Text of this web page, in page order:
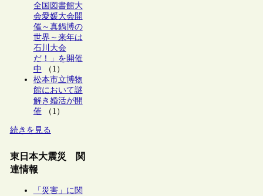
全国図書館大
会愛媛大会開
催～真鍋博の
世界～来年は
石川大会
だ！」を開催
中 （1）
松本市立博物
館において謎
解き婚活が開
催（1）
続きを見る
東日本大震災 関
連情報
「災害」に関